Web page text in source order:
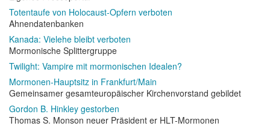
Totentaufe von Holocaust-Opfern verboten
Ahnendatenbanken
Kanada: Vielehe bleibt verboten
Mormonische Splittergruppe
Twilight: Vampire mit mormonischen Idealen?
Mormonen-Hauptsitz in Frankfurt/Main
Gemeinsamer gesamteuropäischer Kirchenvorstand gebildet
Gordon B. Hinkley gestorben
Thomas S. Monson neuer Präsident er HLT-Mormonen